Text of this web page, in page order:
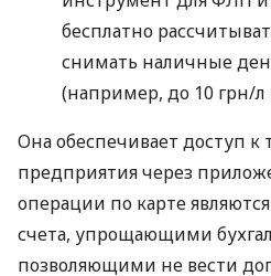
бесплатно
снимать наличные
(например, до 10 грн/
Она обеспечивает доступ к
предприятия через
операции по карте
счета, упрощающими
позволяющими не вести